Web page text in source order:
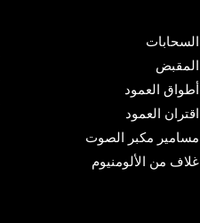
السحابات
المقبض
أطواق العمود
اقتران العمود
مسامير مكبر الصوت
غلاف من الألومنيوم